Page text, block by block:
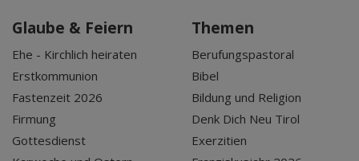
Glaube & Feiern
Ehe - Kirchlich heiraten
Erstkommunion
Fastenzeit 2026
Firmung
Gottesdienst
Themen
Berufungspastoral
Bibel
Bildung und Religion
Denk Dich Neu Tirol
Exerzitien